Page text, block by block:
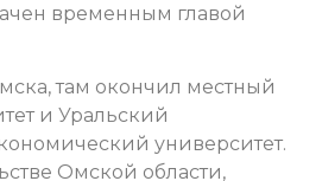
временным главой
там окончил местный
и Уральский
университет.
Омской области,